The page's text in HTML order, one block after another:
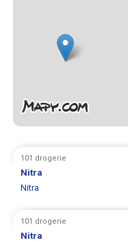
101 drogerie
Nitra
Nitra
101 drogerie
Nitra